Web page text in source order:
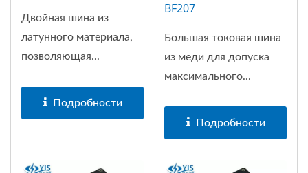
Двойная шина из
латунного материала,
позволяющая...
Подробности
BF207
Большая токовая шина
из меди для допуска
максимального...
Подробности